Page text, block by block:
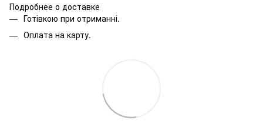
Подробнее о доставке
Готівкою при отриманні.
Оплата на карту.